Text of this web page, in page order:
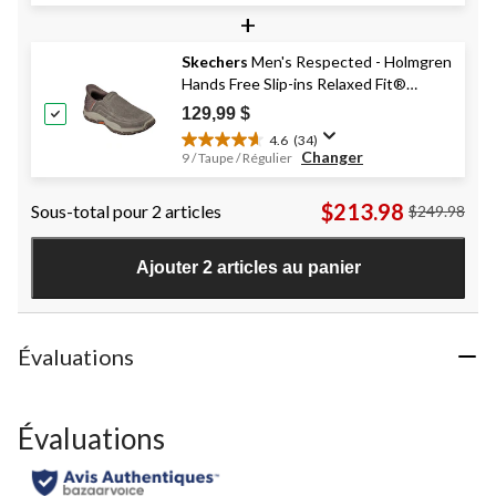
11
évaluations
+
Skechers Men's Respected - Holmgren
Hands Free Slip-ins Relaxed Fit®
Canvas Shoes
129,99 $
4.6 (34)
4.6
étoile(s)
5.
34
9 / Taupe / Régulier Changer
Sous-total pour 2 articles $213.98 $249.98
Ajouter 2 articles au panier
Évaluations
Évaluations